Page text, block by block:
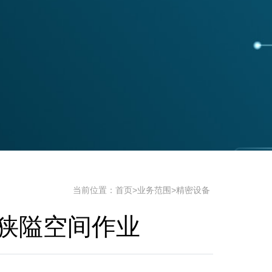
当前位置： 首页>业务范围>精密设备
隘空间作业